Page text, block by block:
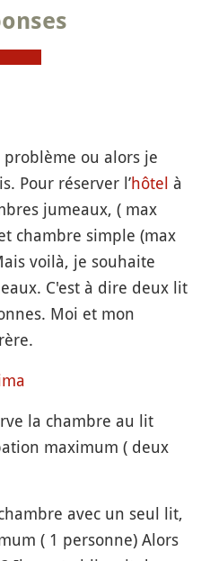
ou alors je
Pour réserver l’hôtel à
jumeaux, ( max
chambre simple (max
voilà, je souhaite
C'est à dire deux lit
Moi et mon
la chambre au lit
maximum ( deux
avec un seul lit,
( 1 personne) Alors